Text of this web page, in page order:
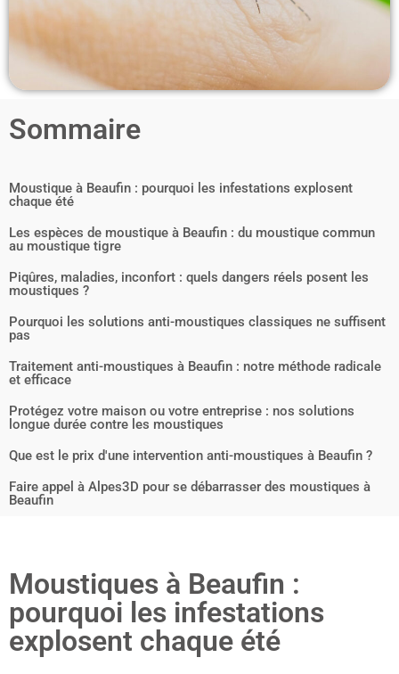
Sommaire
Moustique à Beaufin : pourquoi les infestations explosent
chaque été
Les espèces de moustique à Beaufin : du moustique commun
au moustique tigre
Piqûres, maladies, inconfort : quels dangers réels posent les
moustiques ?
Pourquoi les solutions anti-moustiques classiques ne suffisent
pas
Traitement anti-moustiques à Beaufin : notre méthode radicale
et efficace
Protégez votre maison ou votre entreprise : nos solutions
longue durée contre les moustiques
Que est le prix d'une intervention anti-moustiques à Beaufin ?
Faire appel à Alpes3D pour se débarrasser des moustiques à
Beaufin
Moustiques à Beaufin :
pourquoi les infestations
explosent chaque été